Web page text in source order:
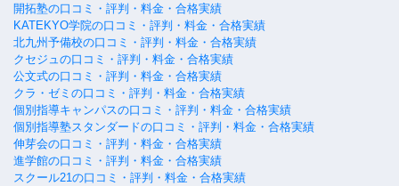
開拓塾の口コミ・評判・料金・合格実績
KATEKYO学院の口コミ・評判・料金・合格実績
北九州予備校の口コミ・評判・料金・合格実績
クセジュの口コミ・評判・料金・合格実績
公文式の口コミ・評判・料金・合格実績
クラ・ゼミの口コミ・評判・料金・合格実績
個別指導キャンパスの口コミ・評判・料金・合格実績
個別指導塾スタンダードの口コミ・評判・料金・合格実績
伸芽会の口コミ・評判・料金・合格実績
進学館の口コミ・評判・料金・合格実績
スクール21の口コミ・評判・料金・合格実績